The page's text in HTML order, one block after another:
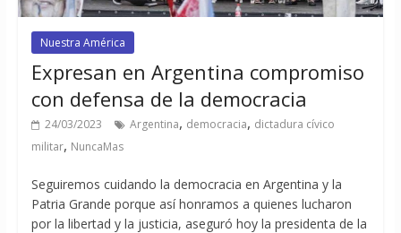
Nuestra América
Expresan en Argentina compromiso
con defensa de la democracia
24/03/2023 Argentina, democracia, dictadura cívico
militar, NuncaMas
Seguiremos cuidando la democracia en Argentina y la
Patria Grande porque así honramos a quienes lucharon
por la libertad y la justicia, aseguró hoy la presidenta de la